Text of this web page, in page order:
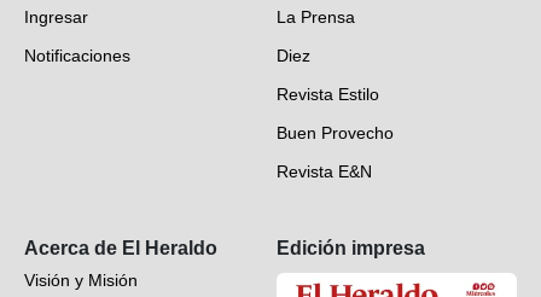
Deportes
Videos
Ingresar
Notificaciones
La Prensa
Diez
Revista Estilo
Buen Provecho
Revista E&N
Acerca de El Heraldo
Visión y Misión
Edición impresa